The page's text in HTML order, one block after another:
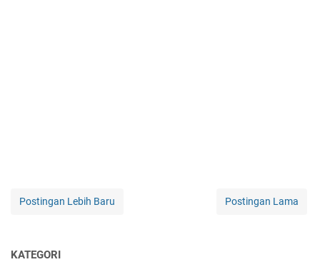
Postingan Lebih Baru Postingan Lama
KATEGORI